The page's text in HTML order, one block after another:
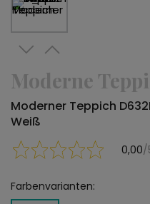
Moderne
Moderner Teppich
Weiß
0,00/
Farbenvarianten: